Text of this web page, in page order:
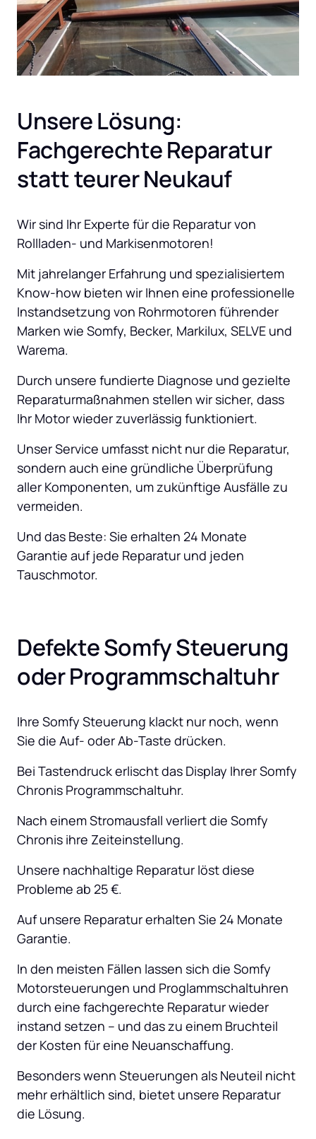
Unsere Lösung:
Fachgerechte Reparatur
statt teurer Neukauf
Wir sind Ihr Experte für die Reparatur von
Rollladen- und Markisenmotoren!
Mit jahrelanger Erfahrung und spezialisiertem
Know-how bieten wir Ihnen eine professionelle
Instandsetzung von Rohrmotoren führender
Marken wie Somfy, Becker, Markilux, SELVE und
Warema.
Durch unsere fundierte Diagnose und gezielte
Reparaturmaßnahmen stellen wir sicher, dass
Ihr Motor wieder zuverlässig funktioniert.
Unser Service umfasst nicht nur die Reparatur,
sondern auch eine gründliche Überprüfung
aller Komponenten, um zukünftige Ausfälle zu
vermeiden.
Und das Beste: Sie erhalten 24 Monate
Garantie auf jede Reparatur und jeden
Tauschmotor.
Defekte Somfy Steuerung
oder Programmschaltuhr
Ihre Somfy Steuerung klackt nur noch, wenn
Sie die Auf- oder Ab-Taste drücken.
Bei Tastendruck erlischt das Display Ihrer Somfy
Chronis Programmschaltuhr.
Nach einem Stromausfall verliert die Somfy
Chronis ihre Zeiteinstellung.
Unsere nachhaltige Reparatur löst diese
Probleme ab 25 €.
Auf unsere Reparatur erhalten Sie 24 Monate
Garantie.
In den meisten Fällen lassen sich die Somfy
Motorsteuerungen und Proglammschaltuhren
durch eine fachgerechte Reparatur wieder
instand setzen – und das zu einem Bruchteil
der Kosten für eine Neuanschaffung.
Besonders wenn Steuerungen als Neuteil nicht
mehr erhältlich sind, bietet unsere Reparatur
die Lösung.